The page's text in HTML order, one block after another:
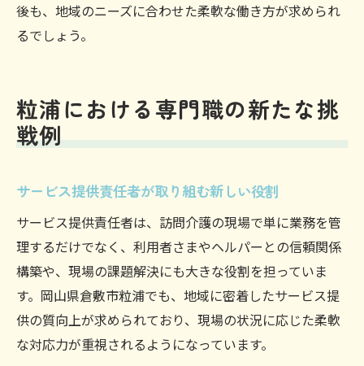
後も、地域のニーズに合わせた柔軟な働き方が求められ
るでしょう。
粒浦における専門職の新たな挑
戦例
サービス提供責任者が取り組む新しい役割
サービス提供責任者は、訪問介護の現場で単に業務を管
理するだけでなく、利用者さまやヘルパーとの信頼関係
構築や、現場の課題解決にも大きな役割を担っていま
す。岡山県倉敷市粒浦でも、地域に密着したサービス提
供の質向上が求められており、現場の状況に応じた柔軟
な対応力が重視されるようになっています。